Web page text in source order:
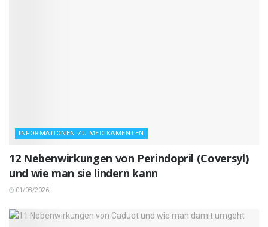
INFORMATIONEN ZU MEDIKAMENTEN
12 Nebenwirkungen von Perindopril (Coversyl)
und wie man sie lindern kann
01/08/2026